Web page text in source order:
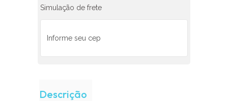
Simulação de frete
Descrição